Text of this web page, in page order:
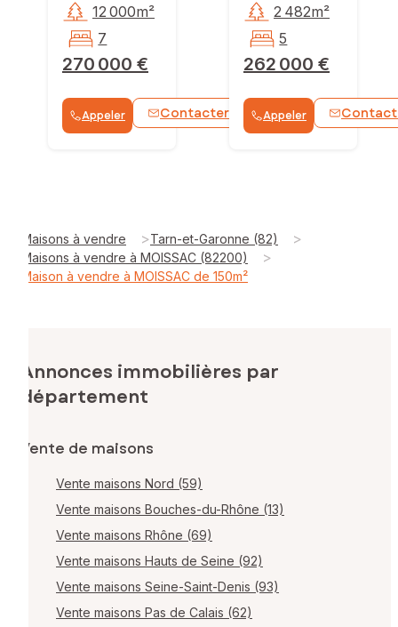
270 000 €
12 000m²
7
Appeler Contacter WhatsApp
262 000 €
2 482m²
5
Appeler
Maisons à vendre >Tarn-et-Garonne (82) >
Maisons à vendre à MOISSAC (82200) >
Maison à vendre à MOISSAC de 150m²
Annonces immobilières par
département
Vente de maisons
Vente maisons Nord (59)
Vente maisons Bouches-du-Rhône (13)
Vente maisons Rhône (69)
Vente maisons Hauts de Seine (92)
Vente maisons Seine-Saint-Denis (93)
Vente maisons Pas de Calais (62)